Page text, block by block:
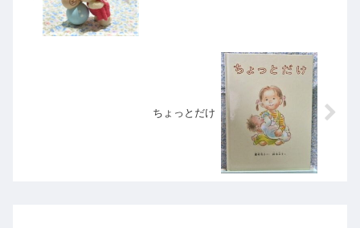
ちょっとだけ